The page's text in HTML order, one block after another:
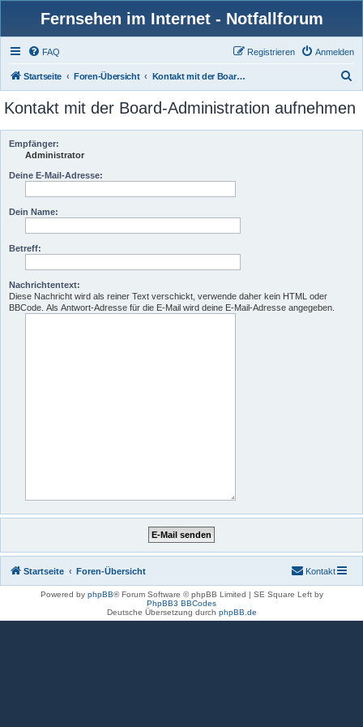
Fernsehen im Internet - Notfallforum
FAQ Anmelden
Registrieren
Startseite Foren-Übersicht Kontakt mit der Board-Administration aufnehmen
c
h
Kontakt mit der Board-Administration aufnehmen
Empfänger:
Administrator
Deine E-Mail-Adresse:
Dein Name:
Betreff:
Nachrichtentext:
Diese Nachricht wird als reiner Text verschickt, verwende daher kein HTML oder
BBCode. Als Antwort-Adresse für die E-Mail wird deine E-Mail-Adresse angegeben.
Startseite Foren-Übersicht Kontakt
Powered by phpBB® Forum Software © phpBB Limited | SE Square Left by
PhpBB3 BBCodes
Deutsche Übersetzung durch phpBB.de